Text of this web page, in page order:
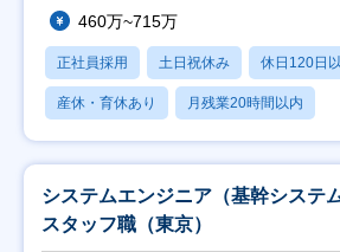
460万~715万
正社員採用 土日祝休み 休日120日
産休・育休あり 月残業20時間以内
システムエンジニア（基幹システ
スタッフ職（東京）